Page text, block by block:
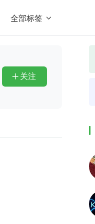
全部标签 
redis
 关注